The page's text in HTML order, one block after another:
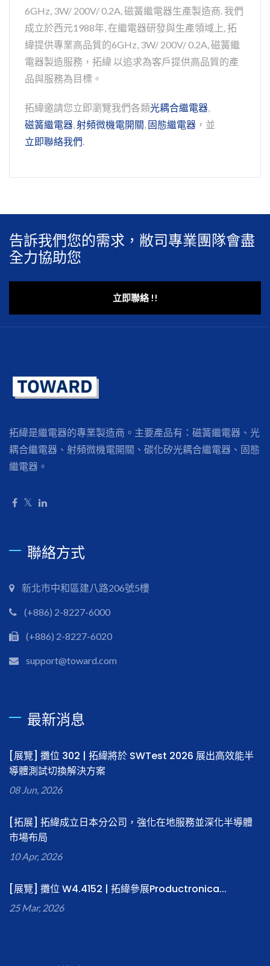
6GHz, 3W/ 200V/ 0.2A, 磁簧繼電器生產製造商. 我們
成立於西元1988年, 在繼電器研發與生產領域上, 拓
緯提供專業高品質的6GHz, 3W/ 200V/ 0.2A, 磁簧繼
電器製造服務，拓緯 以追求為客戶提供高品質的產
品與服務為目標。
拓緯邀請您立即瀏覽我們各類光耦合繼電器,
磁簧繼電器,射頻微機電開關, 固態繼電器 ，並
立即聯絡我們.
告訴我們您的需求，敝司專業團隊會盡
全力協助您
立即聯絡 !!
拓緯是繼電器的專業製造商。主要產品有：磁簧繼電器、光
耦合繼電器、射頻微機電開關、碳化矽光耦合繼電器、固態
繼電器。
聯絡方式
新北市中和區建八路206號5樓
(+886) 2-8227-6000
(+886) 2-8227-6020
support@toward.com
最新消息
[展覽] 攤位 302 | 拓緯將於 SWTest 2026 展出高效能半
導體測試切換解決方案
08 Jun, 2026
[拓展] 拓緯成立日本分公司，強化在地服務並深化半導體
市場布局
10 Apr, 2026
[展覽] 攤位 W4.4152 | 拓緯參展Productronica...
25 Mar, 2026